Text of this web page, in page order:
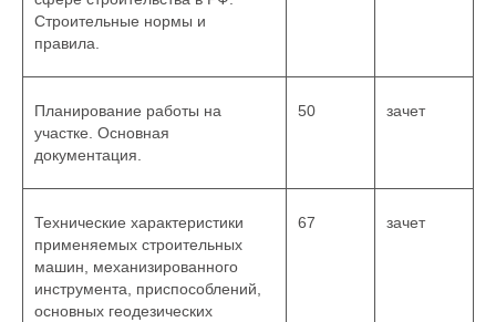
Строительные нормы и
правила.
Планирование работы на
участке. Основная
документация.
50 зачет
Технические характеристики
применяемых строительных
машин, механизированного
инструмента, приспособлений,
основных геодезических
67 зачет